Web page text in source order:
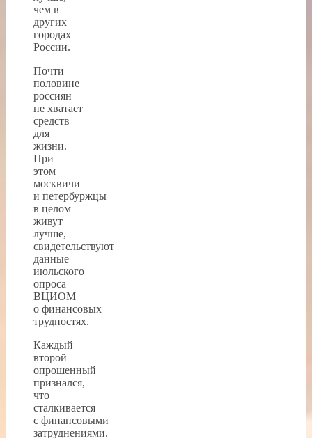
чем в
других
городах
России.
Почти
половине
россиян
не хватает
средств
для
жизни.
При
этом
москвичи
и петербуржцы
в целом
живут
лучше,
свидетельствуют
данные
июльского
опроса
ВЦИОМ
о финансовых
трудностях.
Каждый
второй
опрошенный
признался,
что
сталкивается
с финансовыми
затруднениями.